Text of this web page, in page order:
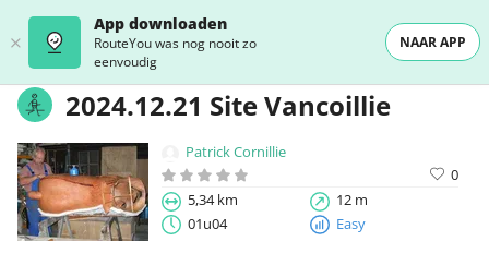
App downloaden
RouteYou was nog nooit zo
eenvoudig
NAAR APP
2024.12.21 Site Vancoillie
Patrick Cornillie
0
5,34 km
12 m
01u04
Easy